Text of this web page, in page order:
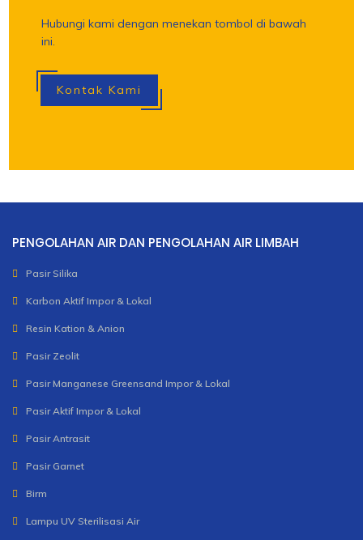
Hubungi kami dengan menekan tombol di bawah
ini.
Kontak Kami
PENGOLAHAN AIR DAN PENGOLAHAN AIR LIMBAH
Pasir Silika
Karbon Aktif Impor & Lokal
Resin Kation & Anion
Pasir Zeolit
Pasir Manganese Greensand Impor & Lokal
Pasir Aktif Impor & Lokal
Pasir Antrasit
Pasir Garnet
Birm
Lampu UV Sterilisasi Air